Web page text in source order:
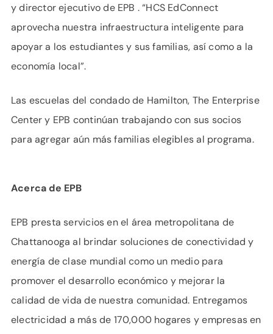
y director ejecutivo de EPB . “HCS EdConnect
aprovecha nuestra infraestructura inteligente para
apoyar a los estudiantes y sus familias, así como a la
economía local”.
Las escuelas del condado de Hamilton, The Enterprise
Center y EPB continúan trabajando con sus socios
para agregar aún más familias elegibles al programa.
Acerca de EPB
EPB presta servicios en el área metropolitana de
Chattanooga al brindar soluciones de conectividad y
energía de clase mundial como un medio para
promover el desarrollo económico y mejorar la
calidad de vida de nuestra comunidad. Entregamos
electricidad a más de 170,000 hogares y empresas en